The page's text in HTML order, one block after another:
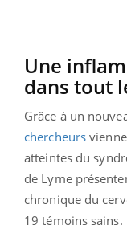
Une
dans tout
Grâce à un
chercheurs
atteintes du
de Lyme
chronique du
19 témoins sains.